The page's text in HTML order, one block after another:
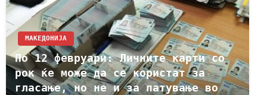
МАКЕДОНИЈА
По 12 февруари: Личните карти со
рок ќе може да се користат за
гласање, но не и за патување во